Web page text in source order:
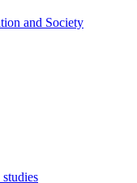
and Society